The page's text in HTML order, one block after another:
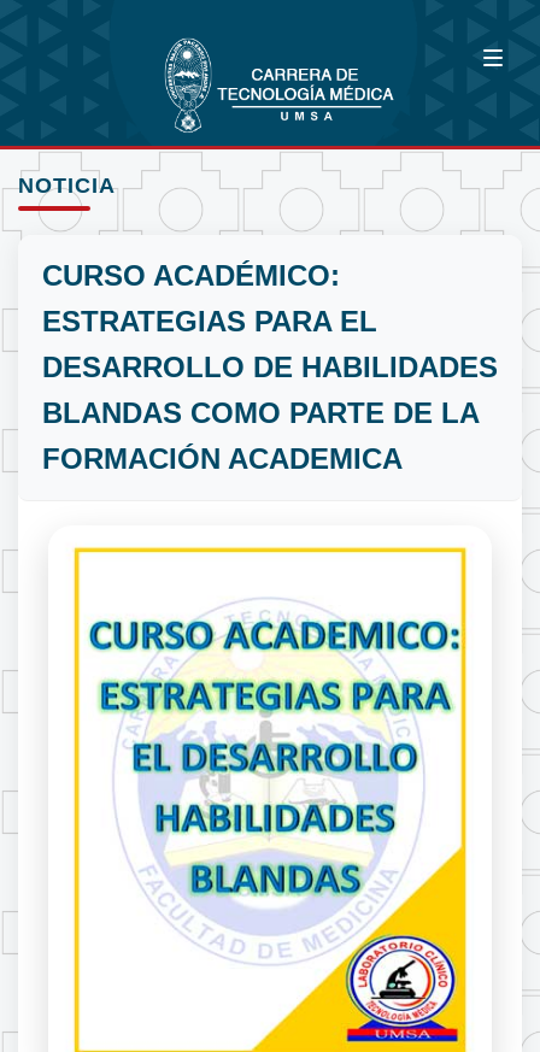
NOTICIA
CURSO ACADÉMICO:
ESTRATEGIAS PARA EL
DESARROLLO DE HABILIDADES
BLANDAS COMO PARTE DE LA
FORMACIÓN ACADEMICA